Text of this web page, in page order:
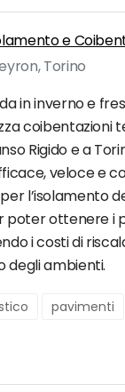
e
Torino
in inverno e
coibentazioni
Rigido e a
veloce e
per l’isolamento
poter ottenere i
i costi di
degli ambienti.
pavimenti